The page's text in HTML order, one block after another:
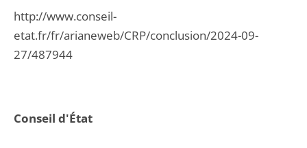
Conseil d'État
http://www.conseil-
etat.fr/fr/arianeweb/CRP/conclusion/2024-09-
27/487944